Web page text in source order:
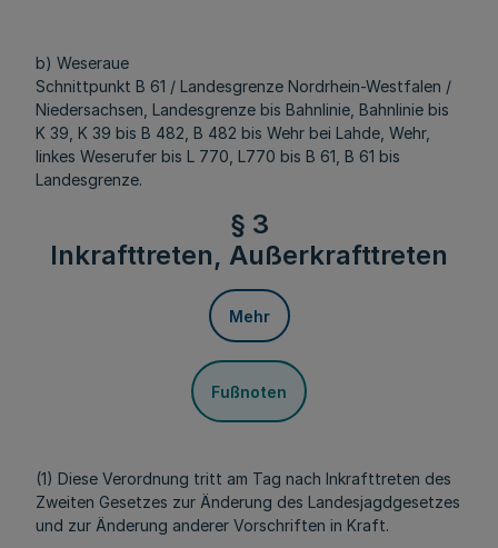
b) Weseraue
Schnittpunkt B 61 / Landesgrenze Nordrhein-Westfalen /
Niedersachsen, Landesgrenze bis Bahnlinie, Bahnlinie bis
K 39, K 39 bis B 482, B 482 bis Wehr bei Lahde, Wehr,
linkes Weserufer bis L 770, L770 bis B 61, B 61 bis
Landesgrenze.
§ 3
Inkrafttreten, Außerkrafttreten
Mehr
Fußnoten
(1) Diese Verordnung tritt am Tag nach Inkrafttreten des
Zweiten Gesetzes zur Änderung des Landesjagdgesetzes
und zur Änderung anderer Vorschriften in Kraft.